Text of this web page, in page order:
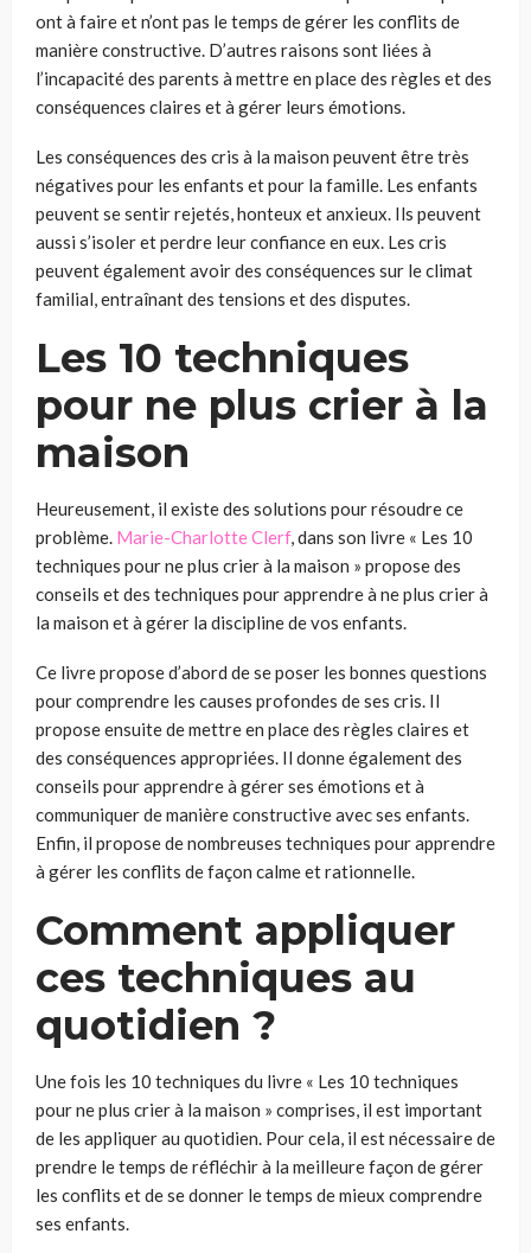
ont à faire et n’ont pas le temps de gérer les conflits de
manière constructive. D’autres raisons sont liées à
l’incapacité des parents à mettre en place des règles et des
conséquences claires et à gérer leurs émotions.
Les conséquences des cris à la maison peuvent être très
négatives pour les enfants et pour la famille. Les enfants
peuvent se sentir rejetés, honteux et anxieux. Ils peuvent
aussi s’isoler et perdre leur confiance en eux. Les cris
peuvent également avoir des conséquences sur le climat
familial, entraînant des tensions et des disputes.
Les 10 techniques
pour ne plus crier à la
maison
Heureusement, il existe des solutions pour résoudre ce
problème. Marie-Charlotte Clerf, dans son livre « Les 10
techniques pour ne plus crier à la maison » propose des
conseils et des techniques pour apprendre à ne plus crier à
la maison et à gérer la discipline de vos enfants.
Ce livre propose d’abord de se poser les bonnes questions
pour comprendre les causes profondes de ses cris. Il
propose ensuite de mettre en place des règles claires et
des conséquences appropriées. Il donne également des
conseils pour apprendre à gérer ses émotions et à
communiquer de manière constructive avec ses enfants.
Enfin, il propose de nombreuses techniques pour apprendre
à gérer les conflits de façon calme et rationnelle.
Comment appliquer
ces techniques au
quotidien ?
Une fois les 10 techniques du livre « Les 10 techniques
pour ne plus crier à la maison » comprises, il est important
de les appliquer au quotidien. Pour cela, il est nécessaire de
prendre le temps de réfléchir à la meilleure façon de gérer
les conflits et de se donner le temps de mieux comprendre
ses enfants.